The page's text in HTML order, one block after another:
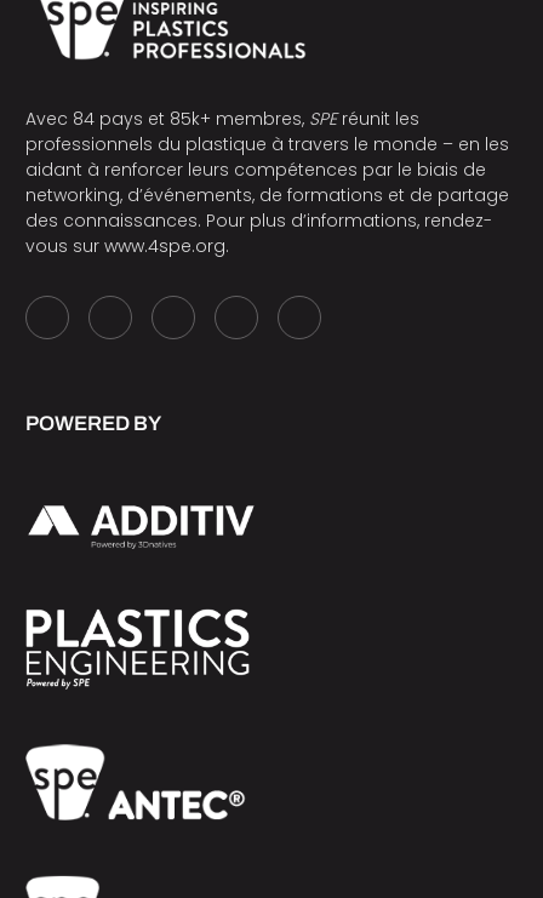
Avec 84 pays et 85k+ membres, SPEréunit les
professionnels du plastique à travers le monde – en les
aidant à renforcer leurs compétences par le biais de
networking, d’événements, de formations et de partage
des connaissances. Pour plus d’informations, rendez-
vous sur www.4spe.org.
POWERED BY